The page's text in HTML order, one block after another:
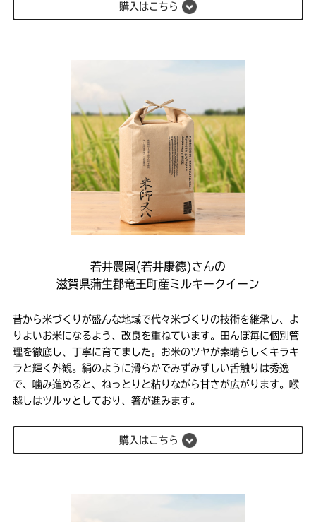
購入はこちら
若井農園(若井康徳)さんの
滋賀県蒲生郡竜王町産ミルキークイーン
昔から米づくりが盛んな地域で代々米づくりの技術を継承し、よ
りよいお米になるよう、改良を重ねています。田んぼ毎に個別管
理を徹底し、丁寧に育てました。お米のツヤが素晴らしくキラキ
ラと輝く外観。絹のように滑らかでみずみずしい舌触りは秀逸
で、噛み進めると、ねっとりと粘りながら甘さが広がります。喉
越しはツルッとしており、箸が進みます。
購入はこちら